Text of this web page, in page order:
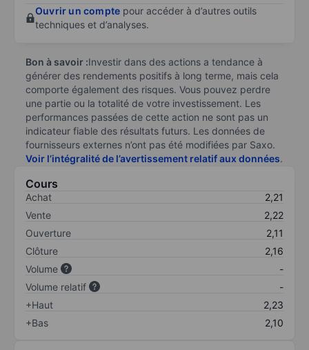
Ouvrir un compte pour accéder à d’autres outils
techniques et d’analyses.
Bon à savoir :Investir dans des actions a tendance à
générer des rendements positifs à long terme, mais cela
comporte également des risques. Vous pouvez perdre
une partie ou la totalité de votre investissement. Les
performances passées de cette action ne sont pas un
indicateur fiable des résultats futurs. Les données de
fournisseurs externes n’ont pas été modifiées par Saxo.
Voir l’intégralité de l’avertissement relatif aux données.
Cours
Achat
2,21
Vente
2,22
Ouverture
2,11
Clôture
2,16
Volume
-
Volume relatif
-
+Haut
2,23
+Bas
2,10